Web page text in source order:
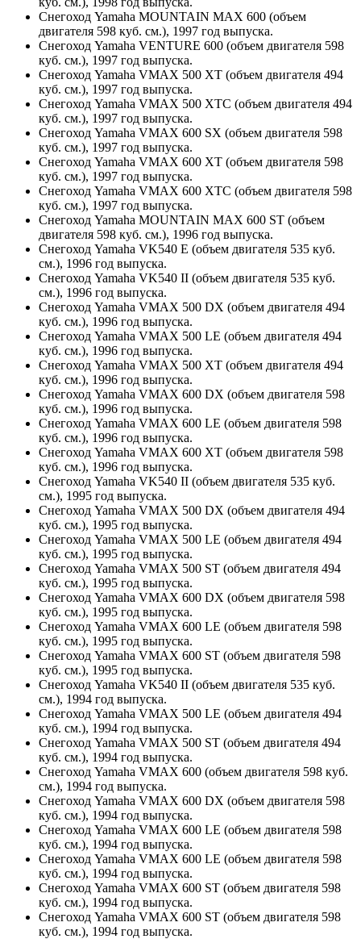
Снегоход Yamaha MOUNTAIN MAX 600 (объем
двигателя 598 куб. см.), 1997 год выпуска.
Снегоход Yamaha VENTURE 600 (объем двигателя 598
куб. см.), 1997 год выпуска.
Снегоход Yamaha VMAX 500 XT (объем двигателя 494
куб. см.), 1997 год выпуска.
Снегоход Yamaha VMAX 500 XTC (объем двигателя 494
куб. см.), 1997 год выпуска.
Снегоход Yamaha VMAX 600 SX (объем двигателя 598
куб. см.), 1997 год выпуска.
Снегоход Yamaha VMAX 600 XT (объем двигателя 598
куб. см.), 1997 год выпуска.
Снегоход Yamaha VMAX 600 XTC (объем двигателя 598
куб. см.), 1997 год выпуска.
Снегоход Yamaha MOUNTAIN MAX 600 ST (объем
двигателя 598 куб. см.), 1996 год выпуска.
Снегоход Yamaha VK540 E (объем двигателя 535 куб.
см.), 1996 год выпуска.
Снегоход Yamaha VK540 II (объем двигателя 535 куб.
см.), 1996 год выпуска.
Снегоход Yamaha VMAX 500 DX (объем двигателя 494
куб. см.), 1996 год выпуска.
Снегоход Yamaha VMAX 500 LE (объем двигателя 494
куб. см.), 1996 год выпуска.
Снегоход Yamaha VMAX 500 XT (объем двигателя 494
куб. см.), 1996 год выпуска.
Снегоход Yamaha VMAX 600 DX (объем двигателя 598
куб. см.), 1996 год выпуска.
Снегоход Yamaha VMAX 600 LE (объем двигателя 598
куб. см.), 1996 год выпуска.
Снегоход Yamaha VMAX 600 XT (объем двигателя 598
куб. см.), 1996 год выпуска.
Снегоход Yamaha VK540 II (объем двигателя 535 куб.
см.), 1995 год выпуска.
Снегоход Yamaha VMAX 500 DX (объем двигателя 494
куб. см.), 1995 год выпуска.
Снегоход Yamaha VMAX 500 LE (объем двигателя 494
куб. см.), 1995 год выпуска.
Снегоход Yamaha VMAX 500 ST (объем двигателя 494
куб. см.), 1995 год выпуска.
Снегоход Yamaha VMAX 600 DX (объем двигателя 598
куб. см.), 1995 год выпуска.
Снегоход Yamaha VMAX 600 LE (объем двигателя 598
куб. см.), 1995 год выпуска.
Снегоход Yamaha VMAX 600 ST (объем двигателя 598
куб. см.), 1995 год выпуска.
Снегоход Yamaha VK540 II (объем двигателя 535 куб.
см.), 1994 год выпуска.
Снегоход Yamaha VMAX 500 LE (объем двигателя 494
куб. см.), 1994 год выпуска.
Снегоход Yamaha VMAX 500 ST (объем двигателя 494
куб. см.), 1994 год выпуска.
Снегоход Yamaha VMAX 600 (объем двигателя 598 куб.
см.), 1994 год выпуска.
Снегоход Yamaha VMAX 600 DX (объем двигателя 598
куб. см.), 1994 год выпуска.
Снегоход Yamaha VMAX 600 LE (объем двигателя 598
куб. см.), 1994 год выпуска.
Снегоход Yamaha VMAX 600 LE (объем двигателя 598
куб. см.), 1994 год выпуска.
Снегоход Yamaha VMAX 600 ST (объем двигателя 598
куб. см.), 1994 год выпуска.
Снегоход Yamaha VMAX 600 ST (объем двигателя 598
куб. см.), 1994 год выпуска.